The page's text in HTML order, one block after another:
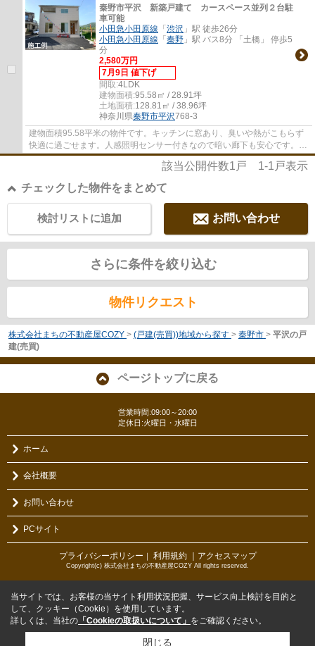
秦野市平沢 新築戸建て カースペース並列２台駐
車可能
小田急小田原線 「 渋沢 」駅 徒歩26分
小田急小田原線 「 秦野 」駅 バス8分 「土橋」 停歩5
分
2,580万円
7月9日 値下げ
間取:4LDK
建物面積:95.58㎡ / 28.91坪
土地面積:128.81㎡ / 38.96坪
神奈川県秦野市平沢768-3
建物面積95.58平米の物件です。キッチンに窓あり、臭いや熱がこもらず
快適に過ごせます。人感照明センサー付きなので暗い廊下も安心です。ニ
ーズのあるピカピカの新築物件となっていま...
該当公開件数1 戸 1-1 戸表示
チェックした物件をまとめて
お問い合わせ
検討リストに追加
さらに条件を絞り込む
物件リクエスト
株式会社まちの不動産屋COZY > (戸建(売買))地域から探す > 秦野市 > 平沢の戸
建(売買)
ページトップに戻る
営業時間:09:00～20:00
定休日:火曜日・水曜日
ホーム
会社概要
お問い合わせ
PCサイト
プライバシーポリシー ｜ 利用規約 ｜アクセスマップ
Copyright(c) 株式会社まちの不動産屋COZY All rights reserved.
当サイトでは、お客様の当サイト利用状況把握、サービス向上検討を目的と
して、クッキー（Cookie）を使用しています。
詳しくは、当社の 「Cookieの取扱いについて」 をご確認ください。
閉じる